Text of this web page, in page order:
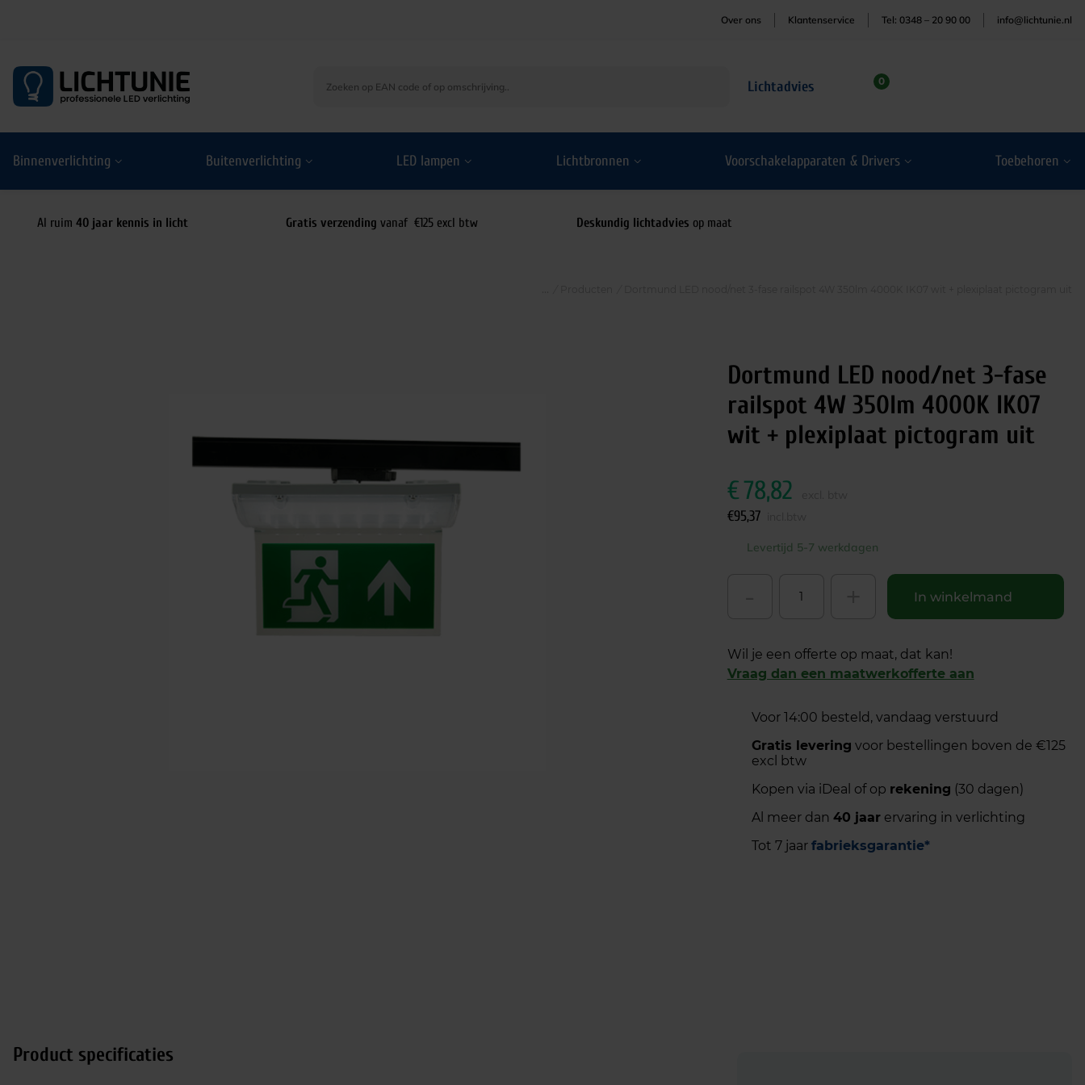
Over ons Klantenservice Tel: 0348 – 20 90 00 info@lichtunie.nl
Lichtadvies 0
Binnenverlichting Buitenverlichting LED lampen Lichtbronnen Voorschakelapparaten & Drivers Toebehoren
Al ruim 40 jaar kennis in licht Gratis verzending vanaf €125 excl btw Deskundig lichtadvies op maat
Dortmund LED nood/net 3-fase
railspot 4W 350lm 4000K IK07
wit + plexiplaat pictogram uit
€78,82
€95,37
Levertijd 5-7 werkdagen
In winkelmand
Wil je een offerte op maat, dat kan!
Vraag dan een maatwerkofferte aan
Voor 14:00 besteld, vandaag verstuurd
Gratis levering voor bestellingen boven de €125
excl btw
Kopen via iDeal of op rekening (30 dagen)
Al meer dan 40 jaarervaring in verlichting
Tot 7 jaar fabrieksgarantie*
Product specificaties